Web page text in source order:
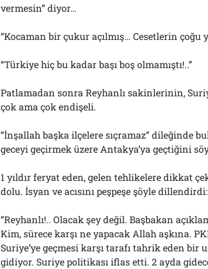
vermesin” diyor…
“Kocaman bir çukur açılmış… Cesetlerin çoğu
“Türkiye hiç bu kadar başı boş olmamıştı!..”
Patlamadan sonra Reyhanlı sakinlerinin,
çok ama çok endişeli.
“İnşallah başka ilçelere sıçramaz” dileğinde
geceyi geçirmek üzere Antakya’ya geçtiğini
1 yıldır feryat eden, gelen tehlikelere dikkat
dolu. İsyan ve acısını peşpeşe şöyle dillendirdi:
“Reyhanlı!.. Olacak şey değil. Başbakan
Kim, sürece karşı ne yapacak Allah aşkına.
Suriye’ye geçmesi karşı tarafı tahrik eden bir
gidiyor. Suriye politikası iflas etti. 2 ayda